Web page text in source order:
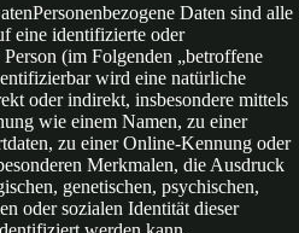
Daten sind alle
eine identifizierte oder
(im Folgenden „betroffene
wird eine natürliche
oder indirekt, insbesondere mittels
wie einem Namen, zu einer
zu einer Online-Kennung oder
Merkmalen, die Ausdruck
genetischen, psychischen,
oder sozialen Identität dieser